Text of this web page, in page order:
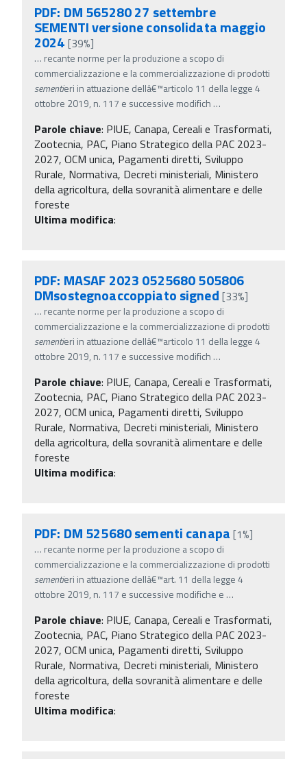
PDF: DM 565280 27 settembre
SEMENTI versione consolidata maggio
2024 [39%]
… recante norme per la produzione a scopo di
commercializzazione e la commercializzazione di prodotti
sementieri in attuazione dellâ€™articolo 11 della legge 4
ottobre 2019, n. 117 e successive modifich …
Parole chiave: PIUE, Canapa, Cereali e Trasformati,
Zootecnia, PAC, Piano Strategico della PAC 2023-
2027, OCM unica, Pagamenti diretti, Sviluppo
Rurale, Normativa, Decreti ministeriali, Ministero
della agricoltura, della sovranità alimentare e delle
foreste
Ultima modifica:
PDF: MASAF 2023 0525680 505806
DMsostegnoaccoppiato signed [33%]
… recante norme per la produzione a scopo di
commercializzazione e la commercializzazione di prodotti
sementieri in attuazione dellâ€™articolo 11 della legge 4
ottobre 2019, n. 117 e successive modifich …
Parole chiave: PIUE, Canapa, Cereali e Trasformati,
Zootecnia, PAC, Piano Strategico della PAC 2023-
2027, OCM unica, Pagamenti diretti, Sviluppo
Rurale, Normativa, Decreti ministeriali, Ministero
della agricoltura, della sovranità alimentare e delle
foreste
Ultima modifica:
PDF: DM 525680 sementi canapa [1%]
… recante norme per la produzione a scopo di
commercializzazione e la commercializzazione di prodotti
sementieri in attuazione dellâ€™art. 11 della legge 4
ottobre 2019, n. 117 e successive modifiche e …
Parole chiave: PIUE, Canapa, Cereali e Trasformati,
Zootecnia, PAC, Piano Strategico della PAC 2023-
2027, OCM unica, Pagamenti diretti, Sviluppo
Rurale, Normativa, Decreti ministeriali, Ministero
della agricoltura, della sovranità alimentare e delle
foreste
Ultima modifica: